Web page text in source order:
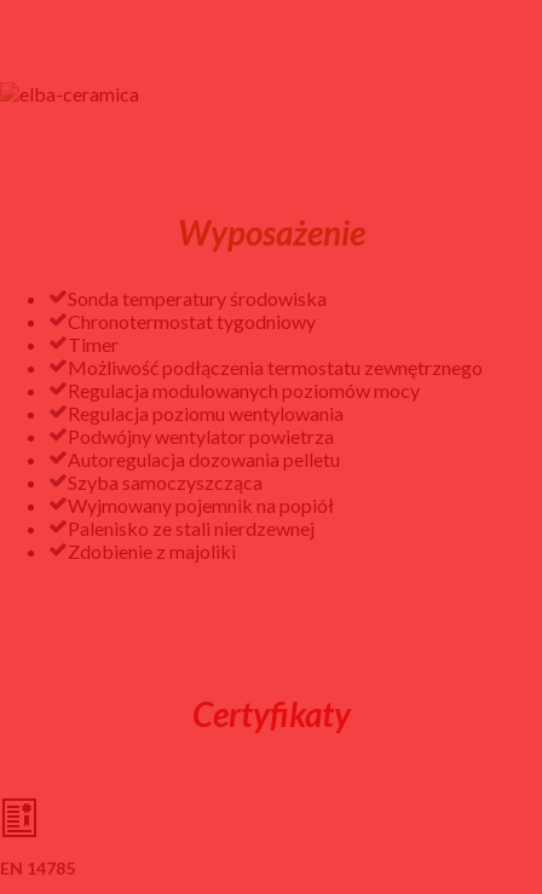
Wyposażenie
Sonda temperatury środowiska
Chronotermostat tygodniowy
Timer
Możliwość podłączenia termostatu zewnętrznego
Regulacja modulowanych poziomów mocy
Regulacja poziomu wentylowania
Podwójny wentylator powietrza
Autoregulacja dozowania pelletu
Szyba samoczyszcząca
Wyjmowany pojemnik na popiół
Palenisko ze stali nierdzewnej
Zdobienie z majoliki
Certyfikaty
EN 14785